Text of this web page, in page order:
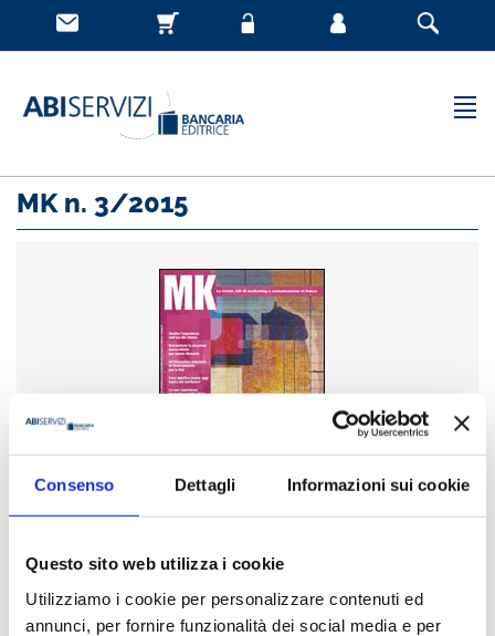
Consenso Dettagli Informazioni sui cookie
Questo sito web utilizza i cookie
Utilizziamo i cookie per personalizzare contenuti ed
annunci, per fornire funzionalità dei social media e per
MK n. 3/2015
La rivista ABI di marketing e comunicazione in banca